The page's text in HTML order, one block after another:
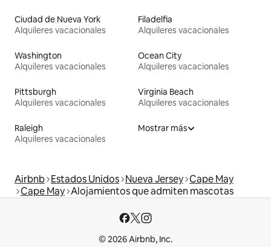
Ciudad de Nueva York
Alquileres vacacionales
Filadelfia
Alquileres vacacionales
Washington
Alquileres vacacionales
Ocean City
Alquileres vacacionales
Pittsburgh
Alquileres vacacionales
Virginia Beach
Alquileres vacacionales
Raleigh
Alquileres vacacionales
Mostrar más
Airbnb Estados Unidos Nueva Jersey Cape May
Cape May Alojamientos que admiten mascotas
© 2026 Airbnb, Inc.